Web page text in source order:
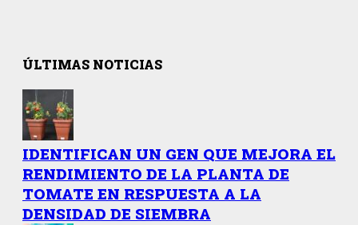
ÚLTIMAS NOTICIAS
IDENTIFICAN UN GEN QUE MEJORA EL
RENDIMIENTO DE LA PLANTA DE
TOMATE EN RESPUESTA A LA
DENSIDAD DE SIEMBRA